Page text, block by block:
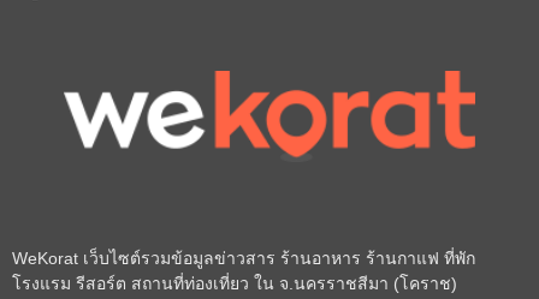
WeKorat เว็บไซต์รวมข้อมูลข่าวสาร ร้านอาหาร ร้านกาแฟ ที่พัก
โรงแรม รีสอร์ต สถานที่ท่องเที่ยว ใน จ.นครราชสีมา (โคราช)